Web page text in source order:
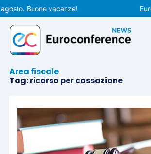
Vai
al
contenuto
Buone vacanze!
Area fiscale
Tag: ricorso per cassazione